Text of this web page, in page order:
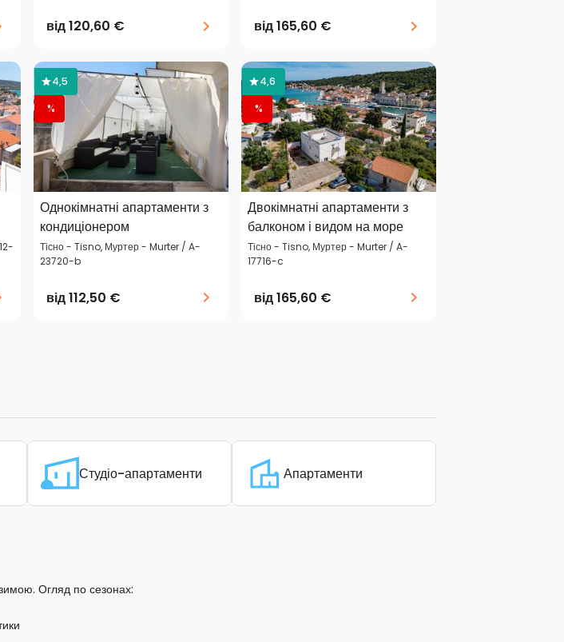
від120,60 € від165,60 €
Однокімнатні апартаменти з
кондиціонером
Тісно - Tisno, Муртер - Murter / A-
23720-b
від112,50 €
4,5
%
Двокімнатні апартаменти з
балконом і видом на море
Тісно - Tisno, Муртер - Murter / A-
17716-c
від165,60 €
4,6
%
Студіо-апартаменти Апартаменти
Огляд по сезонах: